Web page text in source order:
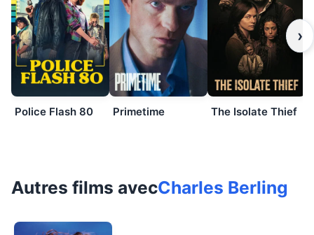
Police Flash 80 Primetime The Isolate Thief
›
Autres films avecCharles Berling